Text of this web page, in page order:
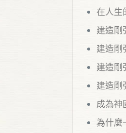
在人生
建造剛
建造剛
建造剛
建造剛
成為神
為什麼